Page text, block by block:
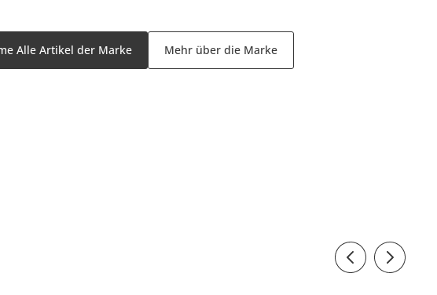
Alle Artikel der Marke Mehr über die Marke